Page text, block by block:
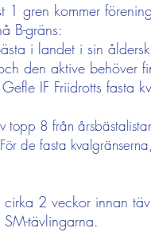
1 gren kommer
B-gräns:
i landet i sin
den aktive behöver
IF Friidrotts fasta
topp 8 från
de fasta
2 veckor innan
tävlingarna.